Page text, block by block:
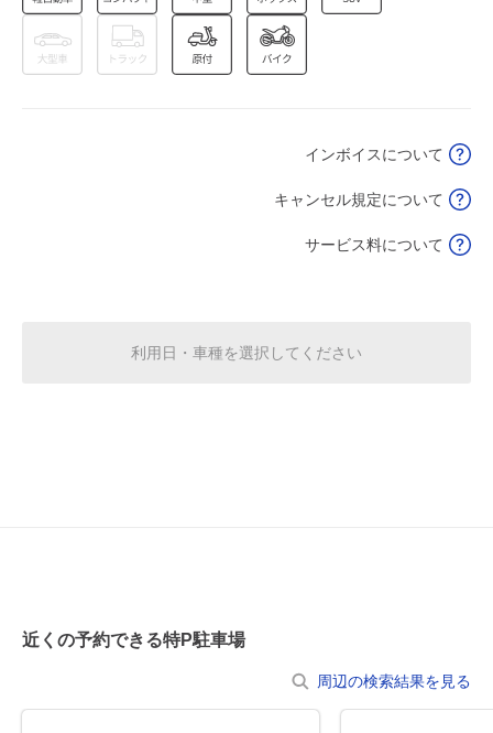
8月18日 (火) 休
インボイスについて
キャンセル規定について
サービス料について
利用日・車種を選択してください
近くの予約できる特P駐車場
周辺の検索結果を見る